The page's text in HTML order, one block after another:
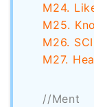
M24.
M25.
M26.
M27.
//Ment